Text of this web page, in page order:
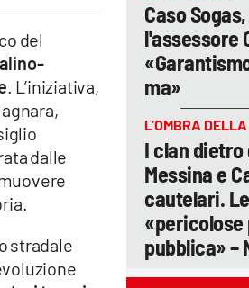
del
. L’iniziativa,
dalle
stradale
Caso
l'assessore
ma»
L’OMBRA
I clan
Messina e
cautelari.
«pericolose
pubblica» –